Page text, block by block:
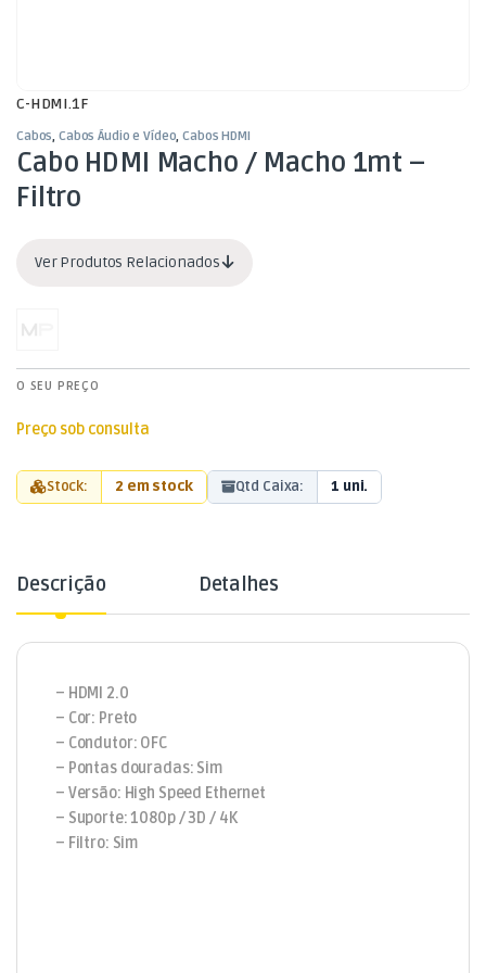
C-HDMI.1F
Cabos,Cabos Áudio e Vídeo,Cabos HDMI
Cabo HDMI Macho / Macho 1mt –
Filtro
Ver Produtos Relacionados
O SEU PREÇO
Preço sob consulta
Stock: 2 em stock Qtd Caixa: 1 uni.
Descrição Detalhes
– HDMI 2.0
– Cor: Preto
– Condutor: OFC
– Pontas douradas: Sim
– Versão: High Speed Ethernet
– Suporte: 1080p / 3D / 4K
– Filtro: Sim